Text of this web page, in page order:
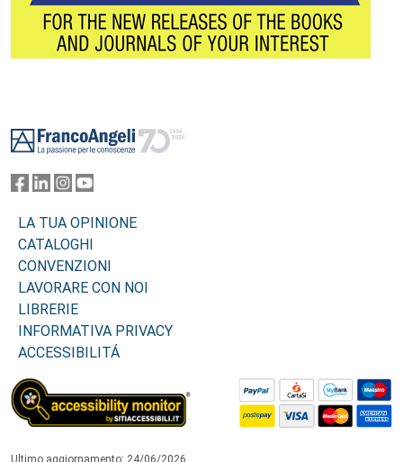
LA TUA OPINIONE
CATALOGHI
CONVENZIONI
LAVORARE CON NOI
LIBRERIE
INFORMATIVA PRIVACY
ACCESSIBILITÁ
Ultimo aggiornamento: 24/06/2026